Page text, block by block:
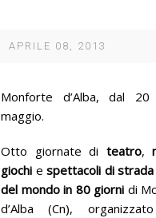
APRILE 08, 2013
Monforte d’Alba, dal
maggio.
Otto giornate di teatro,
giochi e spettacoli di strada
del mondo in 80 giorni di
d’Alba (Cn),